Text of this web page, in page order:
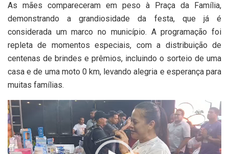
As mães compareceram em peso à Praça da Família,
demonstrando a grandiosidade da festa, que já é
considerada um marco no município. A programação foi
repleta de momentos especiais, com a distribuição de
centenas de brindes e prêmios, incluindo o sorteio de uma
casa e de uma moto 0 km, levando alegria e esperança para
muitas famílias.
Tocador
de
vídeo